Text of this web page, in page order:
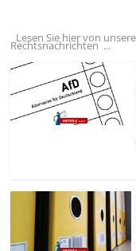
Lesen Sie hier von
Rechtsnachrichten ...